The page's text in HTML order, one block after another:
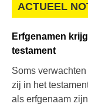
ACTUEEL
Erfgenamen
testament
Soms
zij in het
als erfgenaam